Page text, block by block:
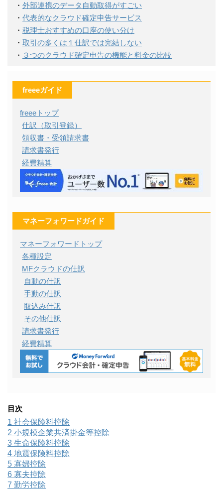
・ 外部連携のデータ自動取得がすごい
・ 代表的なクラウド確定申告サービス
・ 税理士おすすめの口座の使い分け
・ 取引の多くは１仕訳では完結しない
・ ３つのクラウド確定申告の機能と料金の比較
freeeガイド
freeeトップ
仕訳（取引登録）
領収書・受領請求書
請求書発行
経費精算
マネーフォワードガイド
マネーフォワードトップ
各種設定
MFクラウドの仕訳
自動の仕訳
手動の仕訳
取込み仕訳
その他仕訳
請求書発行
経費精算
目次
1 社会保険料控除
2 小規模企業共済掛金等控除
3 生命保険料控除
4 地震保険料控除
5 寡婦控除
6 寡夫控除
7 勤労控除